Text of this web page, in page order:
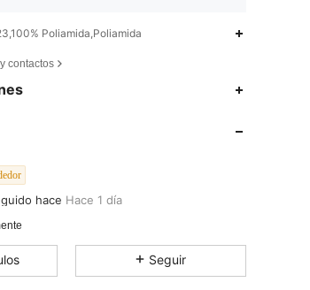
Poliamida,Poliamida
contactos
35
hace Hace 1 día
35 55
35 55
Seguir